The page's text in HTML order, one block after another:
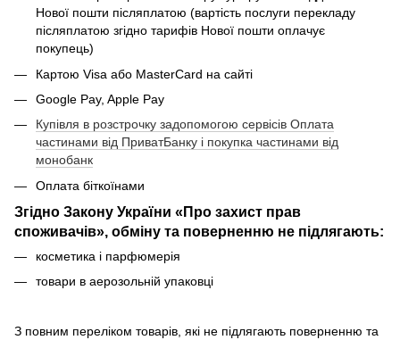
Нової пошти післяплатою (вартість послуги перекладу
післяплатою згідно тарифів Нової пошти оплачує
покупець)
Картою Visa або MasterCard на сайті
Google Pay, Apple Pay
Купівля в розстрочку задопомогою сервісів Оплата
частинами від ПриватБанку і покупка частинами від
монобанк
Оплата біткоїнами
Згідно Закону України «Про захист прав
споживачів», обміну та поверненню не підлягають:
косметика і парфюмерія
товари в аерозольній упаковці
З повним переліком товарів, які не підлягають поверненню та